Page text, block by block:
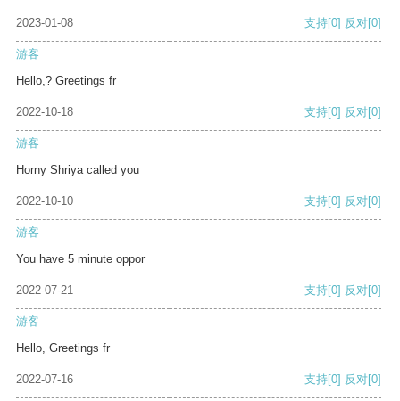
2023-01-08 支持[0] 反对[0]
游客
Hello,? Greetings fr
2022-10-18 支持[0] 反对[0]
游客
Horny Shriya called you
2022-10-10 支持[0] 反对[0]
游客
You have 5 minute oppor
2022-07-21 支持[0] 反对[0]
游客
Hello, Greetings fr
2022-07-16 支持[0] 反对[0]